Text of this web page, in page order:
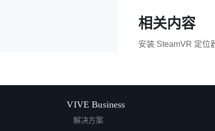
相关内容
安装 SteamVR 定位
VIVE Business
解决方案